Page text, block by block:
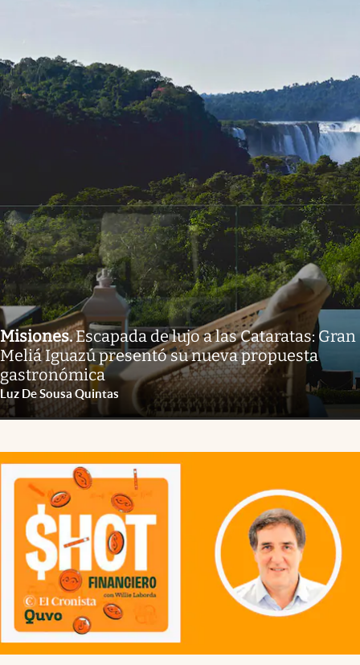
Misiones.Escapada de lujo a las Cataratas: Gran
Meliá Iguazú presentó su nueva propuesta
gastronómica
Luz De Sousa Quintas